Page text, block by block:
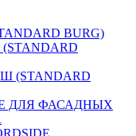
BURG)
(STANDARD
ДЛЯ ФАСАДНЫХ